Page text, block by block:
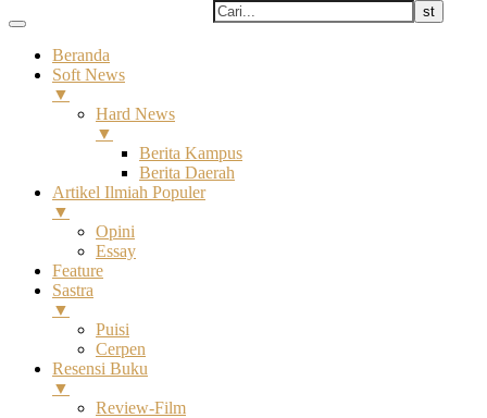
Beranda
Soft News
▼
Hard News
▼
Berita Kampus
Berita Daerah
Artikel Ilmiah Populer
▼
Opini
Essay
Feature
Sastra
▼
Puisi
Cerpen
Resensi Buku
▼
Review-Film